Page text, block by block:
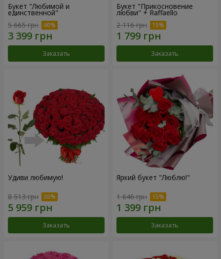
Букет "Любимой и
единственной"
5 665 грн
Заказать
Букет "Прикосновение
любви" + Raffaello
2 116 грн
Заказать
Удиви любимую!
8 513 грн
Заказать
Яркий букет "Люблю!"
1 646 грн
Заказать